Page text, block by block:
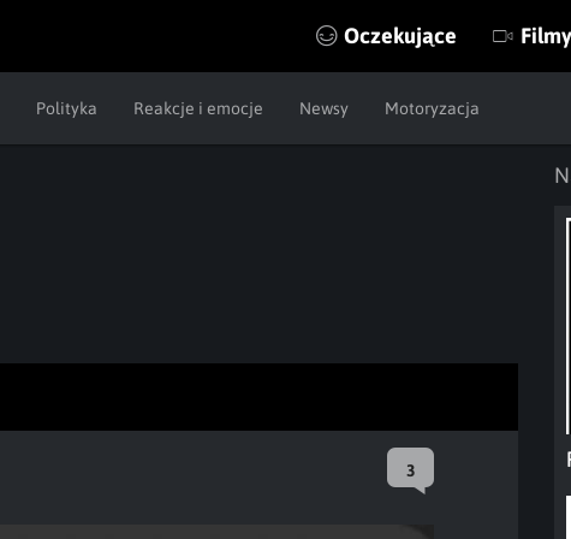
Oczekujące Filmy
Polityka Reakcje i emocje Newsy Motoryzacja
3